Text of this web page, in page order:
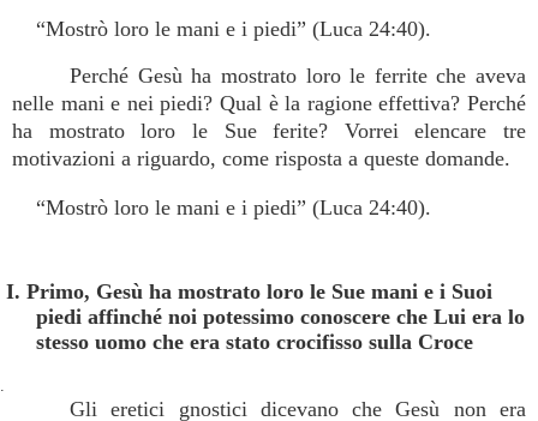
“Mostrò loro le mani e i piedi” (Luca 24:40).
Perché Gesù ha mostrato loro le ferrite che aveva
nelle mani e nei piedi? Qual è la ragione effettiva? Perché
ha mostrato loro le Sue ferite? Vorrei elencare tre
motivazioni a riguardo, come risposta a queste domande.
“Mostrò loro le mani e i piedi” (Luca 24:40).
I. Primo, Gesù ha mostrato loro le Sue mani e i Suoi
piedi affinché noi potessimo conoscere che Lui era lo
stesso uomo che era stato crocifisso sulla Croce
.
Gli eretici gnostici dicevano che Gesù non era